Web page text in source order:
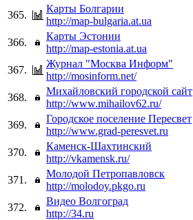
365.
Карты Болгарии
http://map-bulgaria.at.ua
366.
Карты Эстонии
http://map-estonia.at.ua
367.
Журнал "Москва Информ"
http://mosinform.net/
368.
Михайловский городской сайт
http://www.mihailov62.ru/
369.
Городское поселение Пересвет
http://www.grad-peresvet.ru
370.
Каменск-Шахтинский
http://vkamensk.ru/
371.
Молодой Петропавловск
http://molodoy.pkgo.ru
372.
Видео Волгоград
http://34.ru